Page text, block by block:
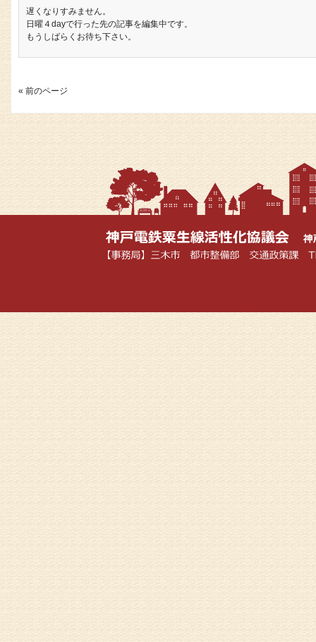
遅くなりすみません。
日曜４dayで行った先の記事を編集中です。
もうしばらくお待ち下さい。
« 前のページ